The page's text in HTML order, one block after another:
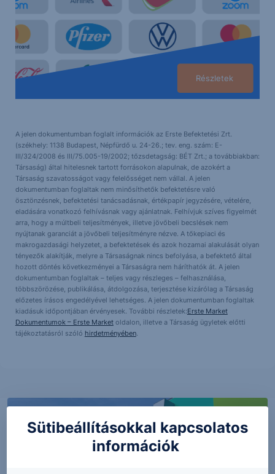
Részletek
A jelen dokumentumban foglalt információk az Erste Befektetési Zrt.
(székhely: 1138 Budapest, Népfürdő u. 24-26.; tev. eng. szám: E-
III/324/2008 és III/75.005-19/2002; tőzsdetagság: BÉT Zrt.; a továbbiakban:
Társaság) által hitelesnek tartott forrásokon alapulnak, de azokért a
Társaság szavatosságot vagy felelősséget nem vállal. A jelen
dokumentumban foglaltak nem minősíthetők befektetésre való
ösztönzésnek, befektetési tanácsadásnak, értékpapír jegyzésére, vételére,
eladására vonatkozó felhívásnak vagy ajánlatnak. Felhívjuk szíves figyelmét
arra, hogy a múltbeli teljesítmények, illetve jövőbeli becslések nem
nyújtanak garanciát a jövőbeli teljesítményre nézve. A tőkepiaci és
makrogazdasági helyzetet, a befektetések és azok hozamai alakulását olyan
tényezők alakítják, melyre a Társaságnak nincs befolyása, a befektető által
hozott döntés következményei a Társaságra nem háríthatók át. A jelen
dokumentumban foglaltak – teljes vagy részleges – felhasználása,
többszörözése, publikálása, átdolgozása, terjesztése kizárólag a Társaság
előzetes írásos engedélyével lehetséges. A jelen dokumentumban foglaltak
kiadásuk időpontjában érvényesek. További részletek:Erste Market
Dokumentumok – Erste Marketoldalon, illetve a Társaság ügyletek előtti
tájékoztatásról szóló hirdetményében.
Sütibeállításokkal kapcsolatos
információk